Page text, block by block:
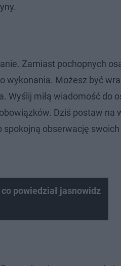
Zamiast pochopnych
wykonania. Możesz być
Wyślij miłą wiadomość do
Dziś postaw na
obserwację swoich
powiedział jasnowidz